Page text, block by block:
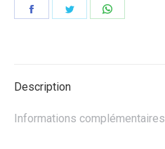
Partager Partager
Description
Informations complémentaires